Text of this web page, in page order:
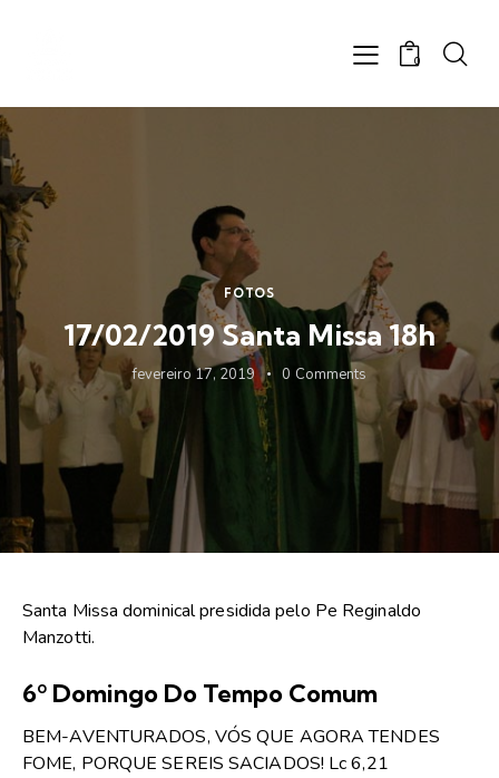
0
FOTOS
17/02/2019 Santa Missa 18h
fevereiro 17, 2019 0 Comments
Santa Missa dominical presidida pelo Pe Reginaldo
Manzotti.
6º Domingo Do Tempo Comum
BEM-AVENTURADOS, VÓS QUE AGORA TENDES
FOME, PORQUE SEREIS SACIADOS! Lc 6,21